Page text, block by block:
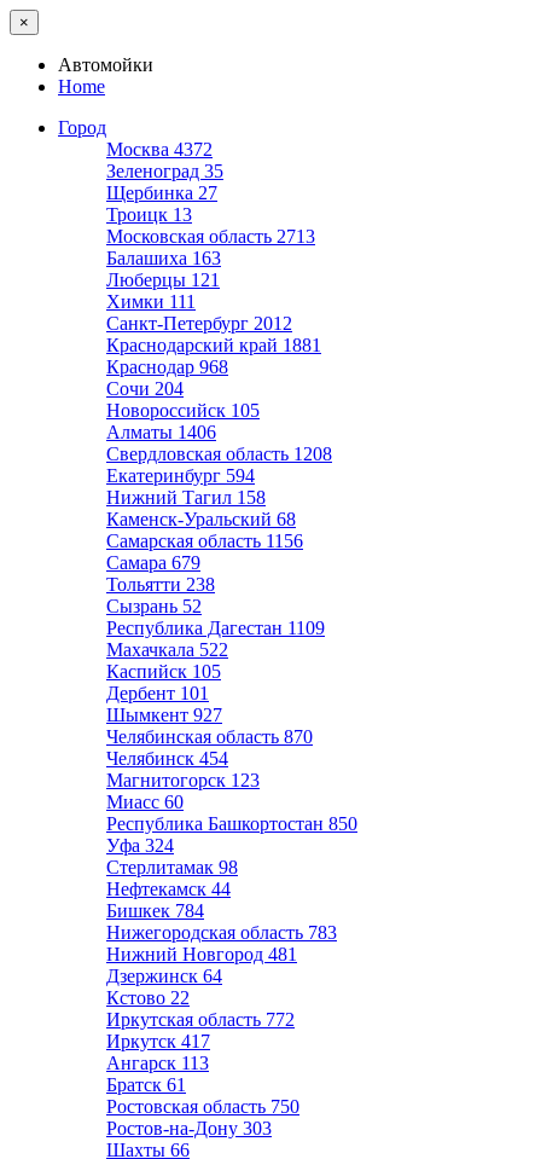
×
Автомойки
Home
Город
Москва 4372
Зеленоград 35
Щербинка 27
Троицк 13
Московская область 2713
Балашиха 163
Люберцы 121
Химки 111
Санкт-Петербург 2012
Краснодарский край 1881
Краснодар 968
Сочи 204
Новороссийск 105
Алматы 1406
Свердловская область 1208
Екатеринбург 594
Нижний Тагил 158
Каменск-Уральский 68
Самарская область 1156
Самара 679
Тольятти 238
Сызрань 52
Республика Дагестан 1109
Махачкала 522
Каспийск 105
Дербент 101
Шымкент 927
Челябинская область 870
Челябинск 454
Магнитогорск 123
Миасс 60
Республика Башкортостан 850
Уфа 324
Стерлитамак 98
Нефтекамск 44
Бишкек 784
Нижегородская область 783
Нижний Новгород 481
Дзержинск 64
Кстово 22
Иркутская область 772
Иркутск 417
Ангарск 113
Братск 61
Ростовская область 750
Ростов-на-Дону 303
Шахты 66